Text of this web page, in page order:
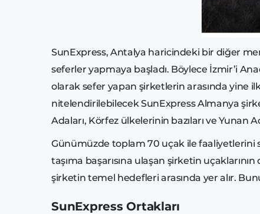
SunExpress, Antalya haricindeki bir diğer
seferler yapmaya başladı. Böylece İzmir’i
olarak sefer yapan şirketlerin arasında yine
nitelendirilebilecek SunExpress Almanya
Adaları, Körfez ülkelerinin bazıları ve Yunan
Günümüzde toplam 70 uçak ile faaliyetlerini
taşıma başarısına ulaşan şirketin
şirketin temel hedefleri arasında yer alır.
SunExpress Ortakları